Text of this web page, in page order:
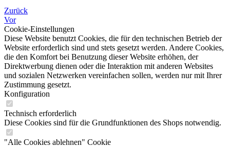
Zurück
Vor
Cookie-Einstellungen
Diese Website benutzt Cookies, die für den technischen Betrieb der
Website erforderlich sind und stets gesetzt werden. Andere Cookies,
die den Komfort bei Benutzung dieser Website erhöhen, der
Direktwerbung dienen oder die Interaktion mit anderen Websites
und sozialen Netzwerken vereinfachen sollen, werden nur mit Ihrer
Zustimmung gesetzt.
Konfiguration
Technisch erforderlich
Diese Cookies sind für die Grundfunktionen des Shops notwendig.
"Alle Cookies ablehnen" Cookie